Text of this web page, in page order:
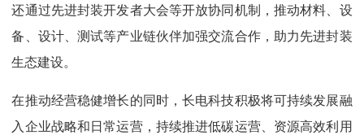
还通过先进封装开发者大会等开放协同机制，推动材料、设
备、设计、测试等产业链伙伴加强交流合作，助力先进封装
生态建设。
在推动经营稳健增长的同时，长电科技积极将可持续发展融
入企业战略和日常运营，持续推进低碳运营、资源高效利用